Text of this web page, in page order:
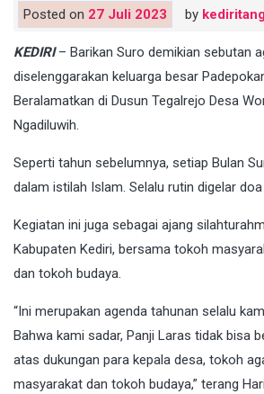
Posted on 27 Juli 2023 by
KEDIRI– Barikan Suro demikian sebutan
diselenggarakan keluarga besar
Beralamatkan di Dusun Tegalrejo Desa
Ngadiluwih.
Seperti tahun sebelumnya, setiap Bulan
dalam istilah Islam. Selalu rutin digelar
Kegiatan ini juga sebagai ajang
Kabupaten Kediri, bersama tokoh
dan tokoh budaya.
“Ini merupakan agenda tahunan selalu
Bahwa kami sadar, Panji Laras tidak bisa
atas dukungan para kepala desa, tokoh
masyarakat dan tokoh budaya,” terang